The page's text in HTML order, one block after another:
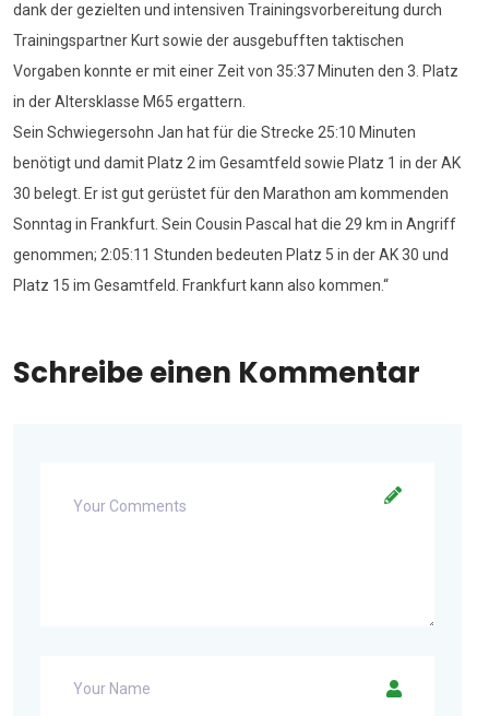
dank der gezielten und intensiven Trainingsvorbereitung durch
Trainingspartner Kurt sowie der ausgebufften taktischen
Vorgaben konnte er mit einer Zeit von 35:37 Minuten den 3. Platz
in der Altersklasse M65 ergattern.
Sein Schwiegersohn Jan hat für die Strecke 25:10 Minuten
benötigt und damit Platz 2 im Gesamtfeld sowie Platz 1 in der AK
30 belegt. Er ist gut gerüstet für den Marathon am kommenden
Sonntag in Frankfurt. Sein Cousin Pascal hat die 29 km in Angriff
genommen; 2:05:11 Stunden bedeuten Platz 5 in der AK 30 und
Platz 15 im Gesamtfeld. Frankfurt kann also kommen.“
Schreibe einen Kommentar